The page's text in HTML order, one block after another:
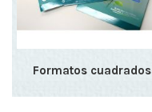
Formatos cuadrados